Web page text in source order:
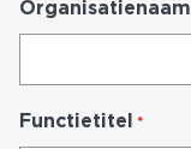
Organisatienaam
Functietitel *